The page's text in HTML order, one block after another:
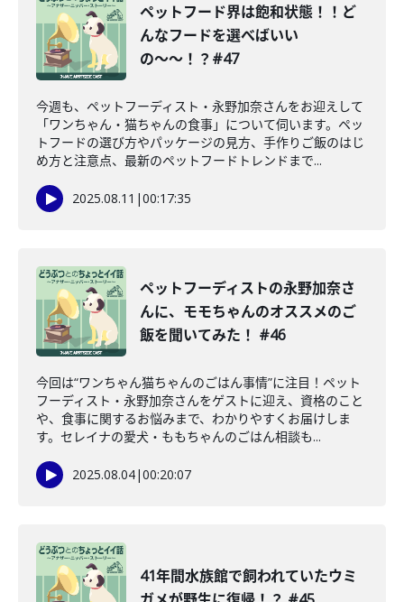
ペットフード界は飽和状態！！ど
んなフードを選べばいい
の〜〜！？#47
今週も、ペットフーディスト・永野加奈さんをお迎えして
「ワンちゃん・猫ちゃんの食事」について伺います。ペッ
トフードの選び方やパッケージの見方、手作りご飯のはじ
め方と注意点、最新のペットフードトレンドまで...
2025.08.11 |00:17:35
ペットフーディストの永野加奈さ
んに、モモちゃんのオススメのご
飯を聞いてみた！ #46
今回は“ワンちゃん猫ちゃんのごはん事情”に注目！ペット
フーディスト・永野加奈さんをゲストに迎え、資格のこと
や、食事に関するお悩みまで、わかりやすくお届けしま
す。セレイナの愛犬・ももちゃんのごはん相談も...
2025.08.04|00:20:07
41年間水族館で飼われていたウミ